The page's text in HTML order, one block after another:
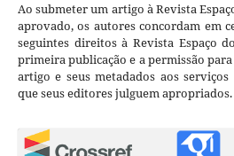
Ao submeter um artigo à Revista
aprovado, os autores concordam em
seguintes direitos à Revista Espaço
primeira publicação e a permissão
artigo e seus metadados aos
que seus editores julguem apropriados.